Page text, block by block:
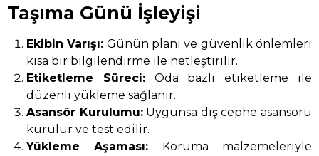
Taşıma Günü İşleyişi
Ekibin Varışı: Günün planı ve güvenlik önlemleri
kısa bir bilgilendirme ile netleştirilir.
Etiketleme Süreci:Oda bazlı etiketleme ile
düzenli yükleme sağlanır.
Asansör Kurulumu:Uygunsa dış cephe asansörü
kurulur ve test edilir.
Yükleme Aşaması: Koruma malzemeleriyle